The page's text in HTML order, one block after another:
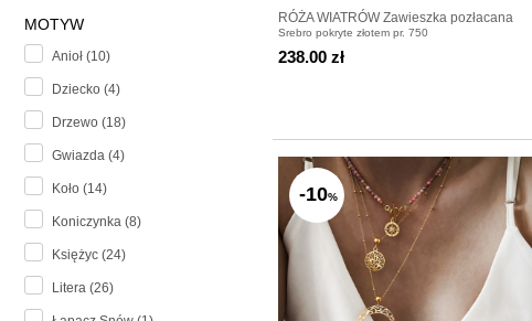
MOTYW
Anioł (10)
Dziecko (4)
Drzewo (18)
Gwiazda (4)
Koło (14)
Koniczynka (8)
Księżyc (24)
Litera (26)
RÓŻA WIATRÓW Zawieszka pozłacana
Srebro pokryte złotem pr. 750
238.00 zł
-10%